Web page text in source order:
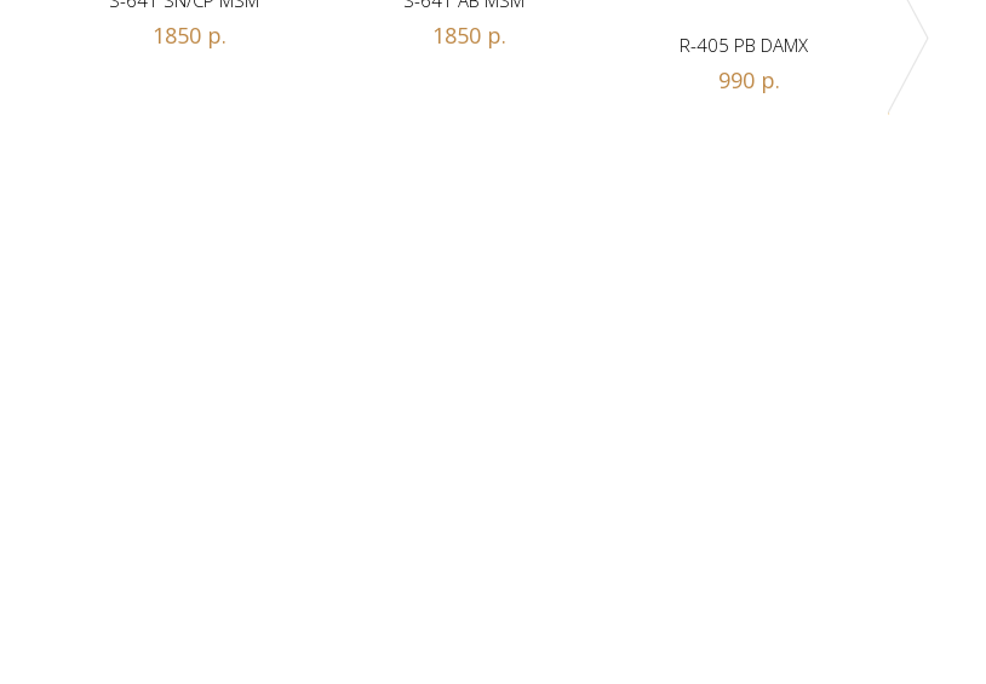
1850 р. 1850 р. R-405 PB DAMX
990 р.